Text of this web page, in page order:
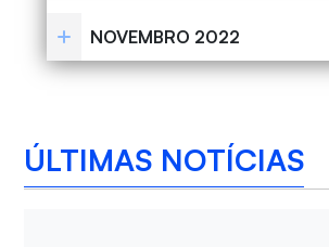
NOVEMBRO 2022
ÚLTIMAS NOTÍCIAS